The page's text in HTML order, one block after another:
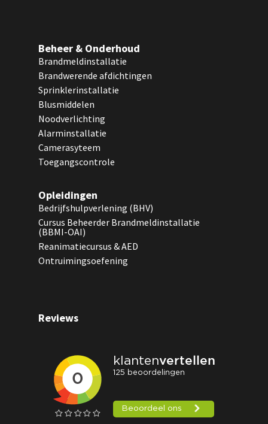
Beheer & Onderhoud
Brandmeldinstallatie
Brandwerende afdichtingen
Sprinklerinstallatie
Blusmiddelen
Noodverlichting
Alarminstallatie
Camerasyteem
Toegangscontrole
Opleidingen
Bedrijfshulpverlening (BHV)
Cursus Beheerder Brandmeldinstallatie
(BBMI-OAI)
Reanimatiecursus & AED
Ontruimingsoefening
Reviews